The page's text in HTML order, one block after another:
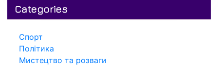
Categories
Спорт
Політика
Мистецтво та розваги